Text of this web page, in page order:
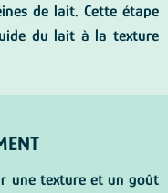
de lait. Cette étape
du lait à la texture
une texture et un goût